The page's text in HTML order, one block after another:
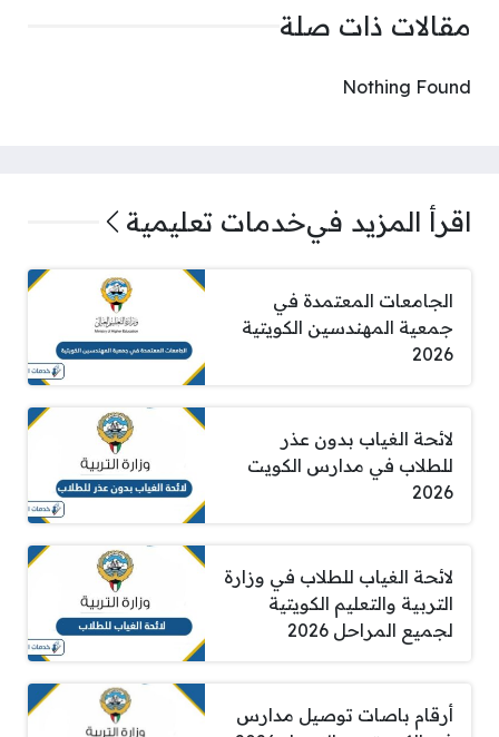
مقالات ذات صلة
Nothing Found
اقرأ المزيد فيخدمات تعليمية
الجامعات المعتمدة في
جمعية المهندسين الكويتية
2026
لائحة الغياب بدون عذر
للطلاب في مدارس الكويت
2026
لائحة الغياب للطلاب في وزارة
التربية والتعليم الكويتية
لجميع المراحل 2026
أرقام باصات توصيل مدارس